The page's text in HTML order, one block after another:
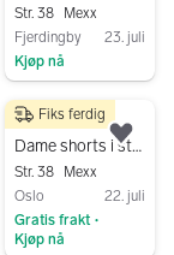
Str. 38
Mexx
Fjerdingby
23. juli
Kjøp nå
til som favoritt.
170 kr
Dame shorts i str 29. Meget pent og lite brukt!
Str. 38
Mexx
Oslo
22. juli
Gratis frakt •
Kjøp nå
Fiks ferdig